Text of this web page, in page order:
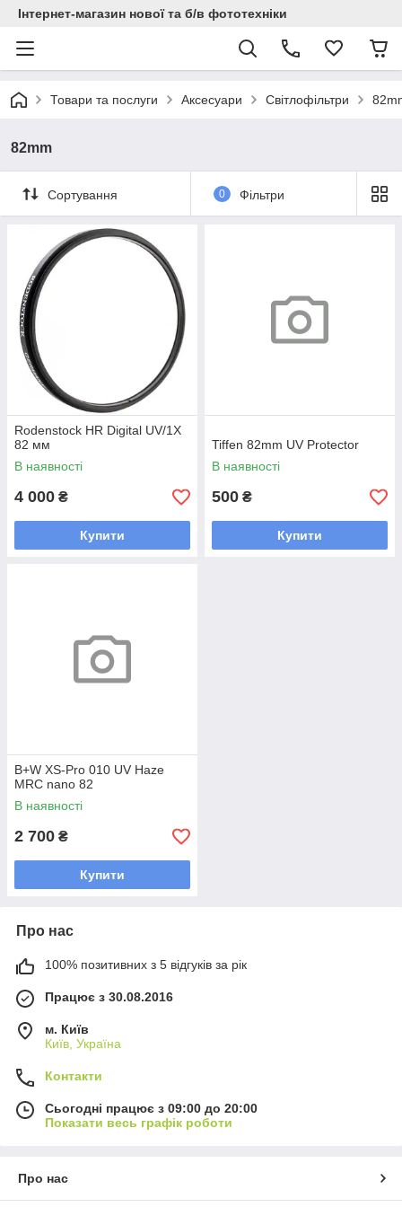
Інтернет-магазин нової та б/в фототехніки
Товари та послуги Аксесуари Світлофільтри
82mm
Сортування 0 Фільтри
Rodenstock HR Digital UV/1X
82 мм
В наявності
4 000 ₴
Купити
Tiffen 82mm UV Protector
В наявності
500 ₴
Купити
B+W XS-Pro 010 UV Haze
MRC nano 82
В наявності
2 700 ₴
Купити
Про нас
100% позитивних з 5 відгуків за рік
Працює з 30.08.2016
м. Київ
Київ, Україна
Контакти
Сьогодні працює з 09:00 до 20:00
Показати весь графік роботи
Про нас